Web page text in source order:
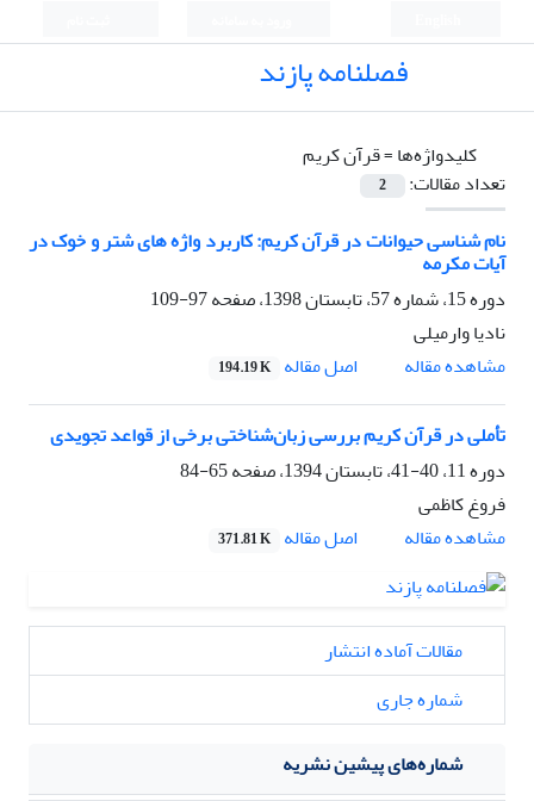
فصلنامه پازند
کلیدواژه‌ها =قرآن کریم
تعداد مقالات:
2
نام شناسی حیوانات در قرآن کریم: کاربرد واژه های شتر و خوک در
آیات مکرمه
دوره 15، شماره 57، تابستان 1398، صفحه
97-109
نادیا وارمیلی
مشاهده مقاله
اصل مقاله 194.19 K
تأملی در قرآن کریم بررسی زبان‌شناختی برخی از قواعد تجویدی
دوره 11، 40-41، تابستان 1394، صفحه
65-84
فروغ کاظمی
مشاهده مقاله
اصل مقاله 371.81 K
مقالات آماده انتشار
شماره جاری
شماره‌های پیشین نشریه